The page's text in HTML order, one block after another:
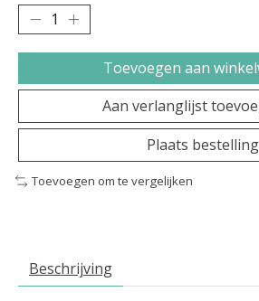
Toevoegen aan
Aan verlanglijst
Plaats bestelling
Toevoegen om te vergelijken
Beschrijving